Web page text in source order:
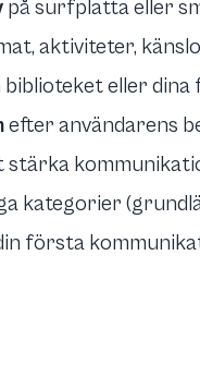
på surfplatta eller
aktiviteter,
eller dina
efter användarens
kategorier
första